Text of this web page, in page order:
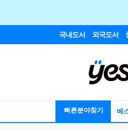
국내도서 외국도서
빠른분야찾기 베